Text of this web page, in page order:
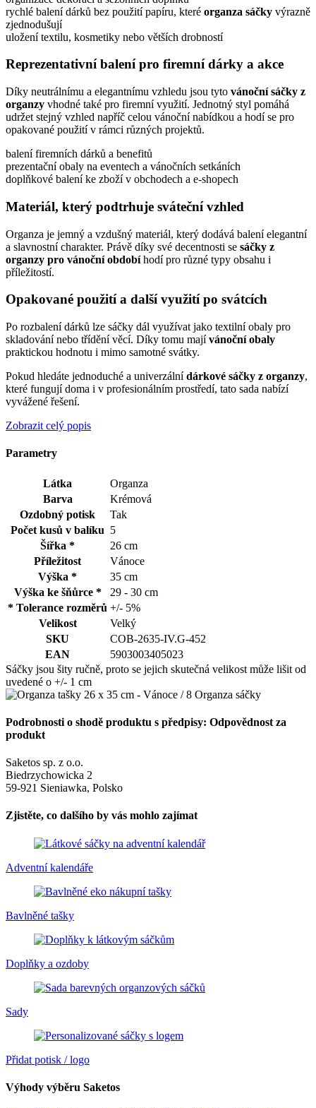
rychlé balení dárků bez použití papíru, které organza sáčky výrazně
zjednodušují
uložení textilu, kosmetiky nebo větších drobností
Reprezentativní balení pro firemní dárky a akce
Díky neutrálnímu a elegantnímu vzhledu jsou tyto vánoční sáčky z
organzy vhodné také pro firemní využití. Jednotný styl pomáhá
udržet stejný vzhled napříč celou vánoční nabídkou a hodí se pro
opakované použití v rámci různých projektů.
balení firemních dárků a benefitů
prezentační obaly na eventech a vánočních setkáních
doplňkové balení ke zboží v obchodech a e-shopech
Materiál, který podtrhuje sváteční vzhled
Organza je jemný a vzdušný materiál, který dodává balení elegantní
a slavnostní charakter. Právě díky své decentnosti se sáčky z
organzy pro vánoční obdobíhodí pro různé typy obsahu i
příležitostí.
Opakované použití a další využití po svátcích
Po rozbalení dárků lze sáčky dál využívat jako textilní obaly pro
skladování nebo třídění věcí. Díky tomu majívánoční obaly
praktickou hodnotu i mimo samotné svátky.
Pokud hledáte jednoduché a univerzálnídárkové sáčky z organzy,
které fungují doma i v profesionálním prostředí, tato sada nabízí
vyvážené řešení.
Zobrazit celý popis
Parametry
Látka
Organza
Barva
Krémová
Ozdobný potisk
Tak
Počet kusů v balíku 5
Šířka *
26 cm
Příležitost
Vánoce
Výška *
35 cm
Výška ke šňůrce *
29 - 30 cm
* Tolerance rozměrů +/- 5%
Velikost
Velký
SKU
COB-2635-IV.G-452
EAN
5903003405023
Sáčky jsou šity ručně, proto se jejich skutečná velikost může lišit od
uvedené o +/- 1 cm
Podrobnosti o shodě produktu s předpisy: Odpovědnost za
produkt
Saketos sp. z o.o.
Biedrzychowicka 2
59-921 Sieniawka, Polsko
Zjistěte, co dalšího by vás mohlo zajímat
Adventní kalendáře
Bavlněné tašky
Doplňky a ozdoby
Sady
Přidat potisk / logo
Výhody výběru Saketos